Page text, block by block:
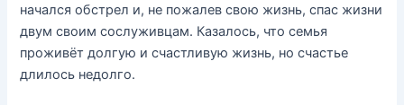
начался обстрел и, не пожалев свою жизнь, спас жизни
двум своим сослуживцам. Казалось, что семья
проживёт долгую и счастливую жизнь, но счастье
длилось недолго.